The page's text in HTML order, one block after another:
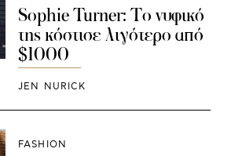
Sophie Turner: Το νυφικό
της κόστισε λιγότερο από
$1000
JEN NURICK
FASHION